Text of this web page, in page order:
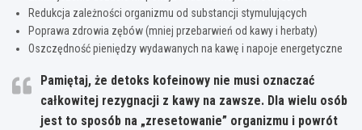
Redukcja zależności organizmu od substancji stymulujących
Poprawa zdrowia zębów (mniej przebarwień od kawy i herbaty)
Oszczędność pieniędzy wydawanych na kawę i napoje energetyczne
Pamiętaj, że detoks kofeinowy nie musi oznaczać
całkowitej rezygnacji z kawy na zawsze. Dla wielu osób
jest to sposób na „zresetowanie” organizmu i powrót